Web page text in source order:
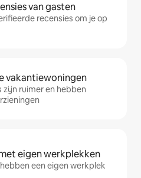
van gasten
recensies om je op
vakantiewoningen
ruimer en hebben
eigen werkplekken
een eigen werkplek